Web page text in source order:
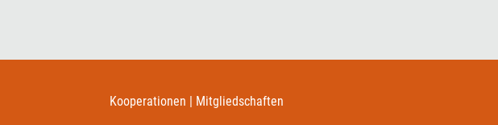
Kooperationen | Mitgliedschaften